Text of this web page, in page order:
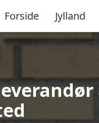
Forside Jylland